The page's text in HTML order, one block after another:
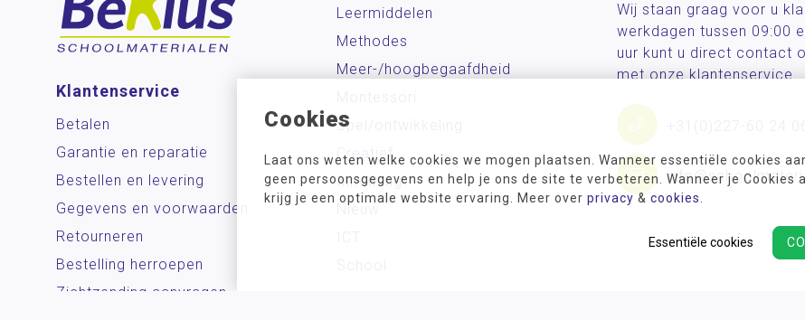
Cookies
Laat ons weten welke cookies we mogen plaatsen. Wanneer essentiële cookies
geen persoonsgegevens en help je ons de site te verbeteren. Wanneer je Cookies
krijg je een optimale website ervaring. Meer over privacy& cookies
Essentiële cookies
Klantenservice
Betalen
Garantie en reparatie
Bestellen en levering
Gegevens en voorwaarden
Retourneren
Bestelling herroepen
Zichtzending aanvragen
Leermiddelen
Methodes
Meer-/hoog­begaafdheid
Spel/ontwikkeling
Creatief
Inrichting
Nieuw
Wij staan graag voor u
werkdagen tussen 09:00
uur kunt u direct contact
met onze klantenservice.